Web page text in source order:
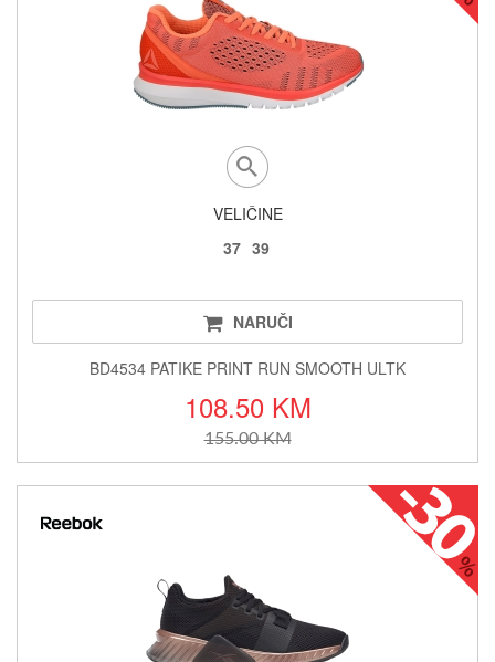
VELIČINE
37 39
NARUČI
BD4534 PATIKE PRINT RUN SMOOTH ULTK
108.50 KM
155.00 KM